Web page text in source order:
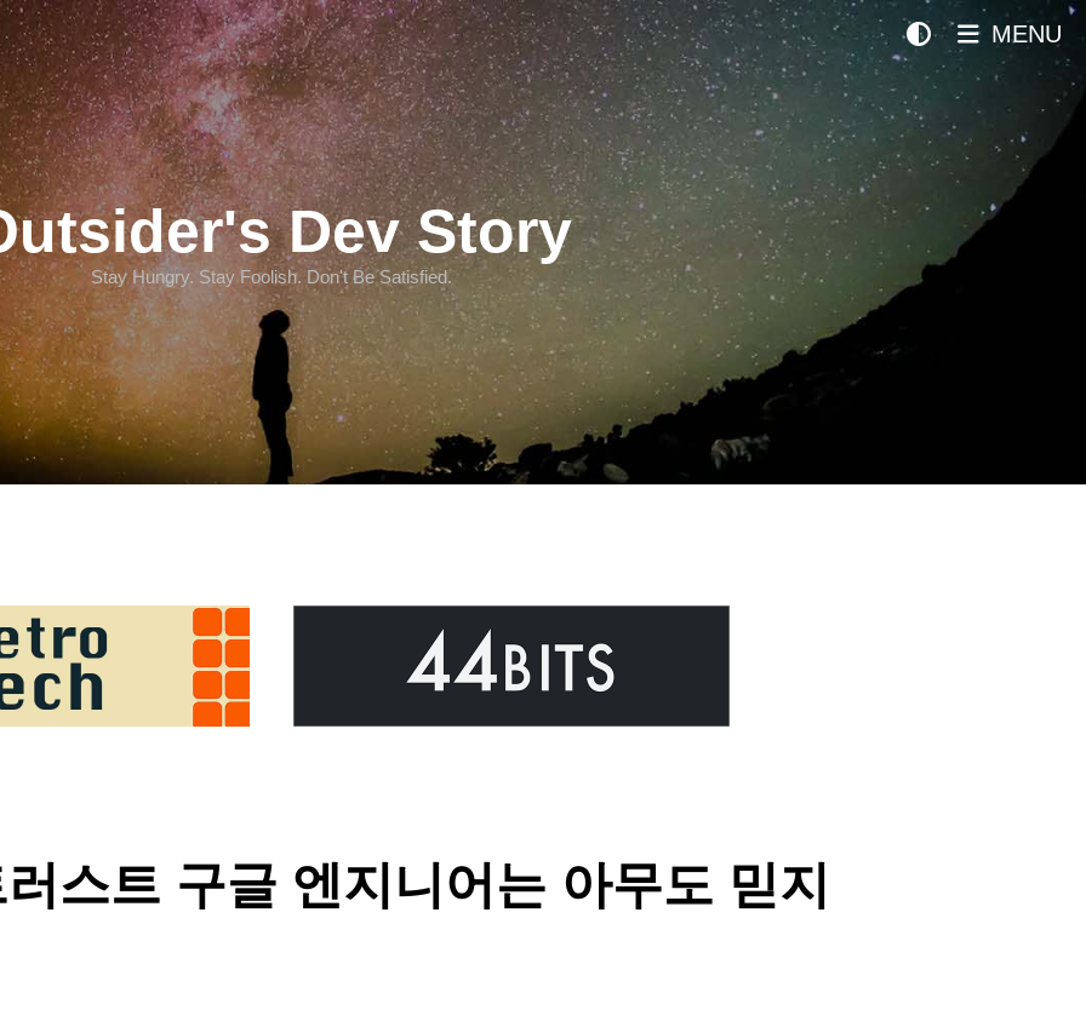
Dev Story
Stay Hungry. Stay Foolish. Don't Be Satisfied.
MENU
스트 구글 엔지니어는 아무도 믿지